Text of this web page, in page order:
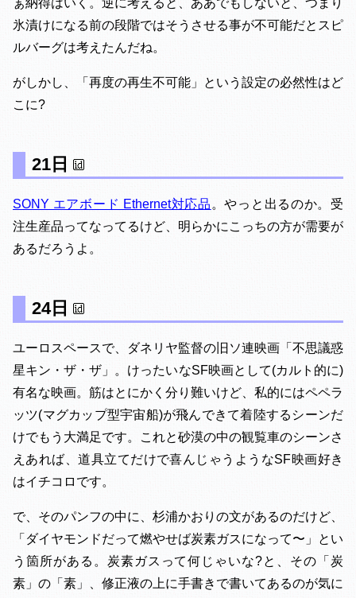
ぁ納得はいく。逆に考えると、ああでもしないと、つまり
氷漬けになる前の段階ではそうさせる事が不可能だとスピ
ルバーグは考えたんだね。
がしかし、「再度の再生不可能」という設定の必然性はど
こに?
21日
SONY エアボード Ethernet対応品。やっと出るのか。受
注生産品ってなってるけど、明らかにこっちの方が需要が
あるだろうよ。
24日
ユーロスペースで、ダネリヤ監督の旧ソ連映画「不思議惑
星キン・ザ・ザ」。けったいなSF映画として(カルト的に)
有名な映画。筋はとにかく分り難いけど、私的にはペペラ
ッツ(マグカップ型宇宙船)が飛んできて着陸するシーンだ
けでもう大満足です。これと砂漠の中の観覧車のシーンさ
えあれば、道具立てだけで喜んじゃうようなSF映画好き
はイチコロです。
で、そのパンフの中に、杉浦かおりの文があるのだけど、
「ダイヤモンドだって燃やせば炭素ガスになって〜」とい
う箇所がある。炭素ガスって何じゃいな?と、その「炭
素」の「素」、修正液の上に手書きで書いてあるのが気に